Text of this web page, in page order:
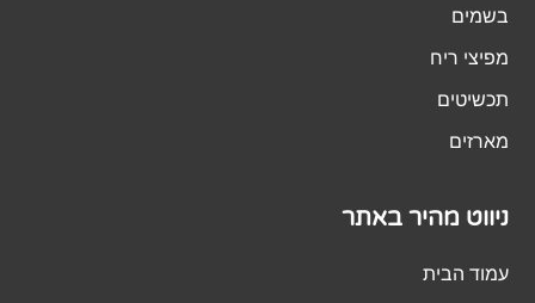
בשמים
מפיצי ריח
תכשיטים
מארזים
ניווט מהיר באתר
עמוד הבית